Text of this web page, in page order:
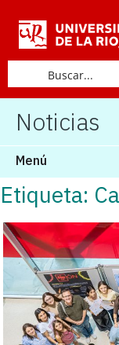
Noticias
Menú
Etiqueta: